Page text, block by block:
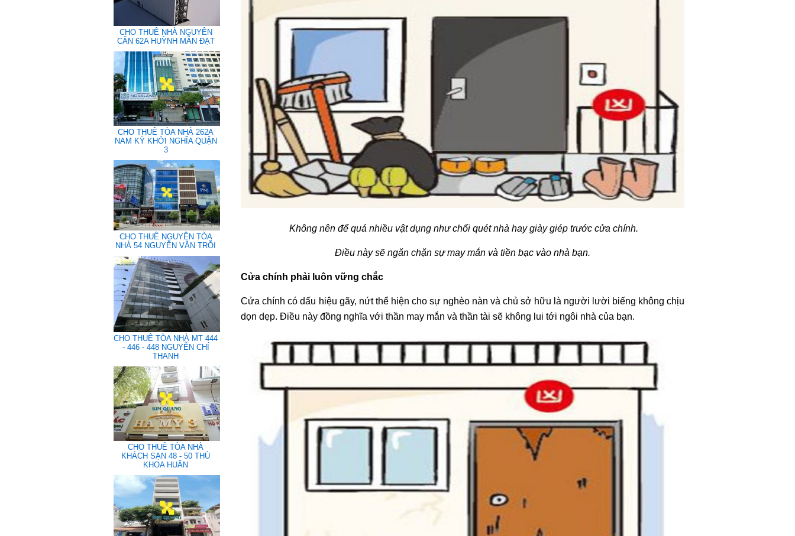
Không nên để quá nhiều vật dụng như chổi quét nhà hay giày giép trước cửa chính.
Điều này sẽ ngăn chặn sự may mắn và tiền bạc vào nhà bạn.
Cửa chính phải luôn vững chắc
Cửa chính có dấu hiệu gãy, nứt thể hiện cho sự nghèo nàn và chủ sở hữu là người lười biếng không chịu
dọn dẹp. Điều này đồng nghĩa với thần may mắn và thần tài sẽ không lui tới ngôi nhà của bạn.
CHO THUÊ NHÀ NGUYÊN
CĂN 62A HUỲNH MẪN ĐẠT
CHO THUÊ TÒA NHÀ 262A
NAM KỲ KHỞI NGHĨA QUẬN
3
CHO THUÊ NGUYÊN TÒA
NHÀ 54 NGUYỄN VĂN TRỖI
CHO THUÊ TÒA NHÀ MT 444
- 446 - 448 NGUYỄN CHÍ
THANH
CHO THUÊ TÒA NHÀ
KHÁCH SẠN 48 - 50 THỦ
KHOA HUÂN